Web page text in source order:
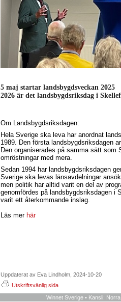
5 maj startar landsbygdsveckan 2025
2026 är det landsbygdsriksdag i
Om Landsbygdsriksdagen:
Hela Sverige ska leva har anordnat
1989. Den första landsbygdsriksdagen
Den organiserades på samma sätt
omröstningar med mera.
Sedan 1994 har landsbygdsriksdagen
Sverige ska levas länsavdelningar
men politik har alltid varit en del av
genomfördes på landsbygdsriksdagen i
varit ett återkommande inslag.
Läs mer här
Uppdaterat av Eva Lindholm, 2024-10-20
Utskriftsvänlig sida
Winnet Sverige • Kansli: